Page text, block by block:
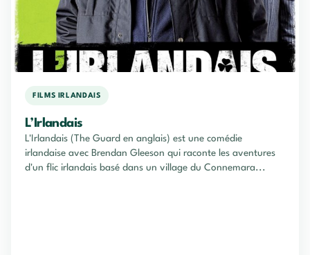
FILMS IRLANDAIS
L’Irlandais
L'Irlandais (The Guard en anglais) est une comédie
irlandaise avec Brendan Gleeson qui raconte les aventures
d'un flic irlandais basé dans un village du Connemara...